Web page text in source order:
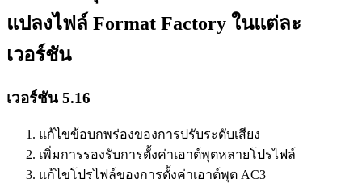
แปลงไฟล์ Format Factory ในแต่ละ
เวอร์ชัน
เวอร์ชัน 5.16
แก้ไขข้อบกพร่องของการปรับระดับเสียง
เพิ่มการรองรับการตั้งค่าเอาต์พุตหลายโปรไฟล์
แก้ไขโปรไฟล์ของการตั้งค่าเอาต์พุต AC3